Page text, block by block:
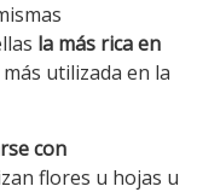
la más rica en
utilizada en la
con
flores u hojas u